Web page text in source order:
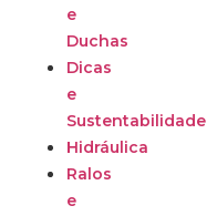
e
Duchas
Dicas
e
Sustentabilidade
Hidráulica
Ralos
e